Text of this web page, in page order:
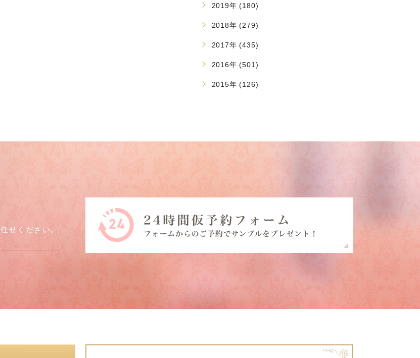
2019年 (180)
2018年 (279)
2017年 (435)
2016年 (501)
2015年 (126)
せください。